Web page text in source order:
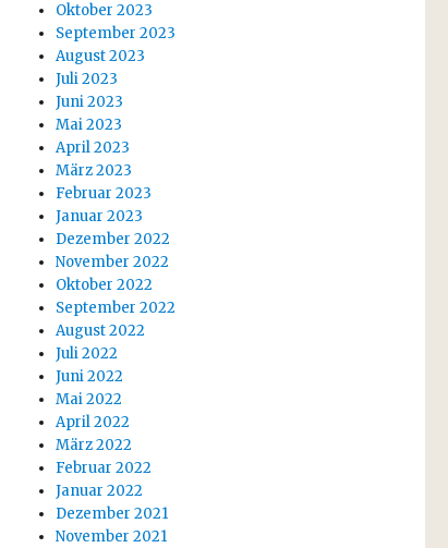
Oktober 2023
September 2023
August 2023
Juli 2023
Juni 2023
Mai 2023
April 2023
März 2023
Februar 2023
Januar 2023
Dezember 2022
November 2022
Oktober 2022
September 2022
August 2022
Juli 2022
Juni 2022
Mai 2022
April 2022
März 2022
Februar 2022
Januar 2022
Dezember 2021
November 2021